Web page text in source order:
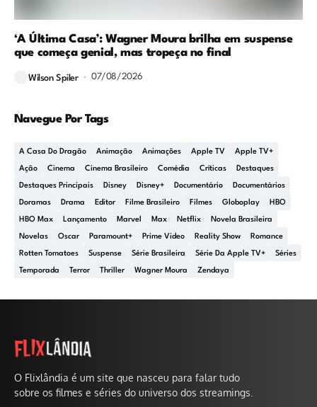
‘A Última Casa’: Wagner Moura brilha em suspense
que começa genial, mas tropeça no final
Wilson Spiler 07/08/2026
Navegue Por Tags
A Casa Do Dragão Animação Animações Apple TV Apple TV+
Ação Cinema Cinema Brasileiro Comédia Críticas Destaques
Destaques Principais Disney Disney+ Documentário Documentários
Doramas Drama Editor Filme Brasileiro Filmes Globoplay HBO
HBO Max Lançamento Marvel Max Netflix Novela Brasileira
Novelas Oscar Paramount+ Prime Video Reality Show Romance
Rotten Tomatoes Suspense Série Brasileira Série Da Apple TV+ Séries
Temporada Terror Thriller Wagner Moura Zendaya
O Flixlândia é um site que nasceu para falar tudo
sobre os filmes e séries do universo dos streamings.